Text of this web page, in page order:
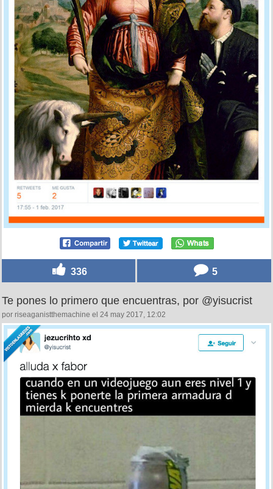
336 5
Te pones lo primero que encuentras, por @yisucrist
por riseaganistthemachine el 24 may 2017, 12:02